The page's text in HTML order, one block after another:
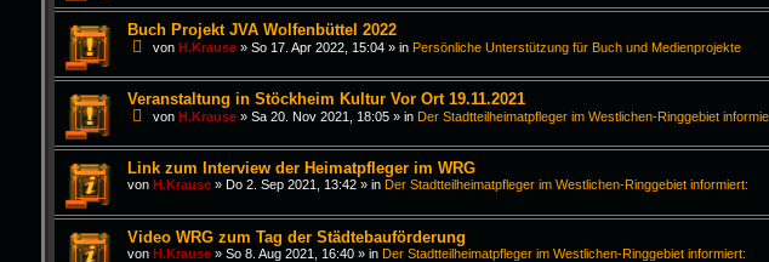
Buch Projekt JVA Wolfenbüttel 2022
von H.Krause» So 17. Apr 2022, 15:04» in Persönliche Unterstützung für Buch und Medienprojekte
Veranstaltung in Stöckheim Kultur Vor Ort 19.11.2021
von H.Krause» Sa 20. Nov 2021, 18:05» in Der Stadtteilheimatpfleger im Westlichen-Ringgebiet
Link zum Interview der Heimatpfleger im WRG
von H.Krause» Do 2. Sep 2021, 13:42» in Der Stadtteilheimatpfleger im Westlichen-Ringgebiet informiert:
Video WRG zum Tag der Städtebauförderung
von H.Krause» So 8. Aug 2021, 16:40» in Der Stadtteilheimatpfleger im Westlichen-Ringgebiet informiert: